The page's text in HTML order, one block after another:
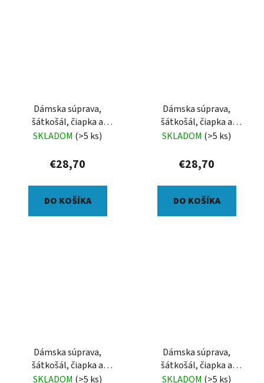
Dámska súprava,
šátkošál, čiapka a
palčiaky, Jesenná kytica
SKLADOM (>5 ks)
€28,70
DO KOŠÍKA
Dámska súprava,
šátkošál, čiapka a
palčiaky, Akvarelové hory
SKLADOM (>5 ks)
€28,70
DO KOŠÍKA
Dámska súprava,
šátkošál, čiapka a
palčiaky, Šípky na
SKLADOM (>5 ks)
Dámska súprava,
šátkošál, čiapka a
palčiaky, magnolie
SKLADOM (>5 ks)